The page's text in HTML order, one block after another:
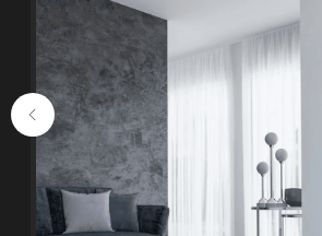
+375 (29) 652 34 03
ООО «ТермоАльянс», РБ, 220062, г.
Минск пр-т Победителей 131, оф.68 УНП
692071529, р/с BY38 ALFA 3012 2327
5000 2027 0000, в ЗАО «Альфа-Банк»,
код ALFABY2X, 220013 г. Минск, ул.